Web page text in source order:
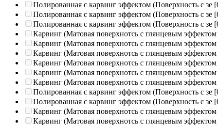
Полированная c карвинг эффектом (Поверхность с зе
Полированная c карвинг эффектом (Поверхность с зе
Полированная c карвинг эффектом (Поверхность с зе
Карвинг (Матовая поверхнотсь с глянцевым эффектом
Карвинг (Матовая поверхнотсь с глянцевым эффектом
Карвинг (Матовая поверхнотсь с глянцевым эффектом
Карвинг (Матовая поверхнотсь с глянцевым эффектом
Карвинг (Матовая поверхнотсь с глянцевым эффектом
Карвинг (Матовая поверхнотсь с глянцевым эффектом
Полированная c карвинг эффектом (Поверхность с зе
Полированная c карвинг эффектом (Поверхность с зе
Карвинг (Матовая поверхнотсь с глянцевым эффектом
Карвинг (Матовая поверхнотсь с глянцевым эффектом